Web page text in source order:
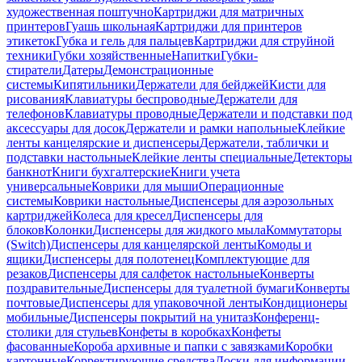
художественная поштучноКартриджи для матричных
принтеровГуашь школьнаяКартриджи для принтеров
этикетокГубка и гель для пальцевКартриджи для струйной
техникиГубки хозяйственныеНапиткиГубки-
стирателиДатерыДемонстрационные
системыКипятильникиДержатели для бейджейКисти для
рисованияКлавиатуры беспроводныеДержатели для
телефоновКлавиатуры проводныеДержатели и подставки под
аксессуары для досокДержатели и рамки напольныеКлейкие
ленты канцелярские и диспенсерыДержатели, таблички и
подставки настольныеКлейкие ленты специальныеДетекторы
банкнотКниги бухгалтерскиеКниги учета
универсальныеКоврики для мышиОперационные
системыКоврики настольныеДиспенсеры для аэрозольных
картриджейКолеса для креселДиспенсеры для
блоковКолонкиДиспенсеры для жидкого мылаКоммутаторы
(Switch)Диспенсеры для канцелярской лентыКомоды и
ящикиДиспенсеры для полотенецКомплектующие для
резаковДиспенсеры для салфеток настольныеКонверты
поздравительныеДиспенсеры для туалетной бумагиКонверты
почтовыеДиспенсеры для упаковочной лентыКондиционеры
мобильныеДиспенсеры покрытий на унитазКонференц-
столики для стульевКонфеты в коробкахКонфеты
фасованныеКороба архивные и папки с завязкамиКоробки